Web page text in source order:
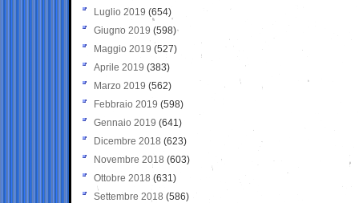
Luglio 2019 (654)
Giugno 2019 (598)
Maggio 2019 (527)
Aprile 2019 (383)
Marzo 2019 (562)
Febbraio 2019 (598)
Gennaio 2019 (641)
Dicembre 2018 (623)
Novembre 2018 (603)
Ottobre 2018 (631)
Settembre 2018 (586)